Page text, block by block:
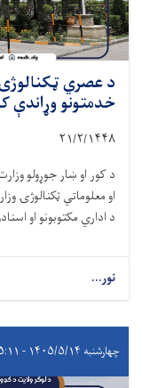
د عصري
خدمتونو وړاندې
۲۱/۲/۱۴۴۸
د کور او ښار جوړولو
او معلوماتي ټکنالوژۍ
د اداري مکتوبونو او
نور...
چهارشنبه ۱۴۰۵/۵/۱۴ - ۱۵:۱۱